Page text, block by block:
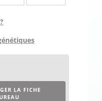
LA FICHE